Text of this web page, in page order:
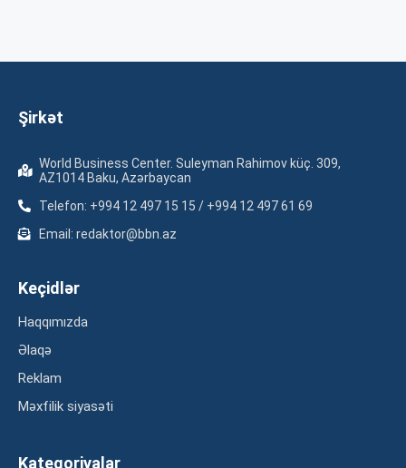
Şirkət
World Business Center. Suleyman Rahimov küç. 309,
AZ1014 Baku, Azərbaycan
Telefon: +994 12 497 15 15 / +994 12 497 61 69
Email: redaktor@bbn.az
Keçidlər
Haqqımızda
Əlaqə
Reklam
Məxfilik siyasəti
Kateqoriyalar